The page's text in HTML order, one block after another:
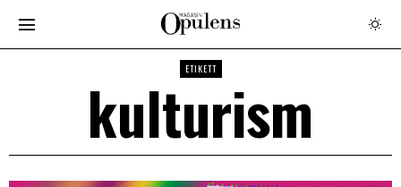
ETIKETT
kulturism